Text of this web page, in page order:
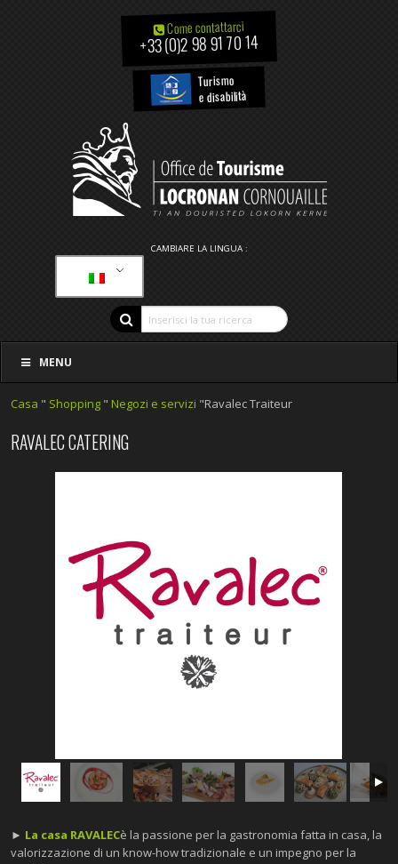
Come contattarci
+33 (0)2 98 91 70 14
Turismo
e disabilità
CAMBIARE LA LINGUA :
MENU
Casa " Shopping " Negozi e servizi "Ravalec Traiteur
RAVALEC CATERING
► La casa RAVALECè la passione per la gastronomia fatta in casa, la
valorizzazione di un know-how tradizionale e un impegno per la